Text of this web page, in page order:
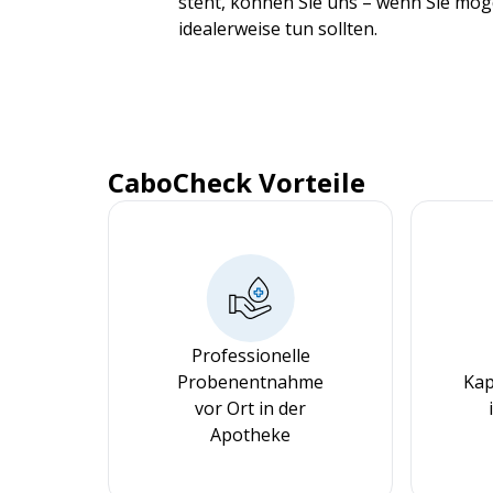
idealerweise tun sollten.
CaboCheck Vorteile
Professionelle
Probenentnahme
vor Ort in der
Apotheke